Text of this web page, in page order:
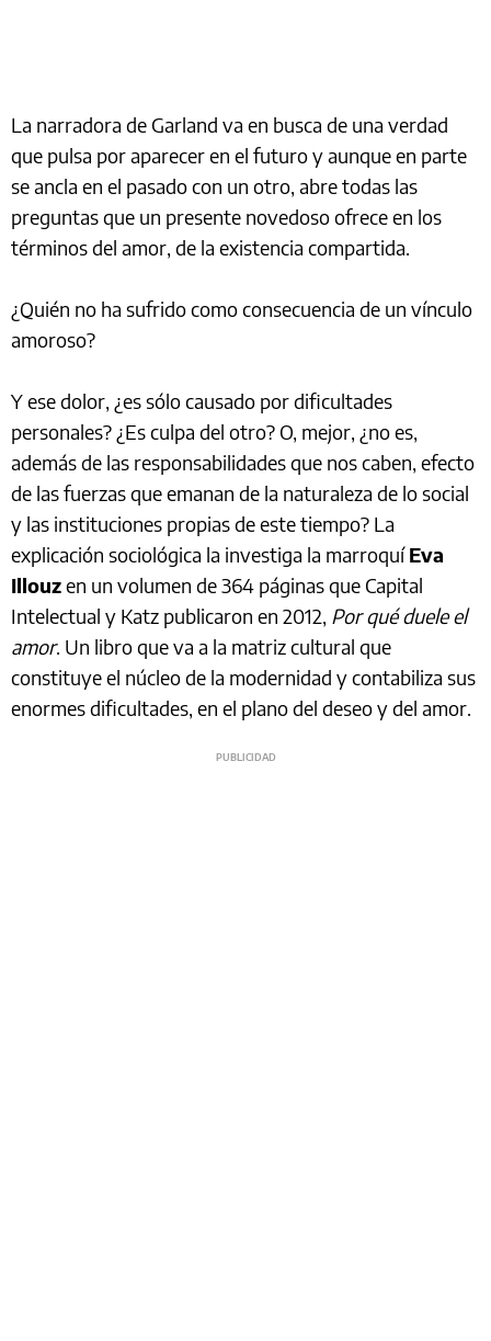
La narradora de Garland va en busca de una verdad
que pulsa por aparecer en el futuro y aunque en parte
se ancla en el pasado con un otro, abre todas las
preguntas que un presente novedoso ofrece en los
términos del amor, de la existencia compartida.
¿Quién no ha sufrido como consecuencia de un vínculo
amoroso?
Y ese dolor, ¿es sólo causado por dificultades
personales? ¿Es culpa del otro? O, mejor, ¿no es,
además de las responsabilidades que nos caben, efecto
de las fuerzas que emanan de la naturaleza de lo social
y las instituciones propias de este tiempo? La
explicación sociológica la investiga la marroquíEva
Illouzen un volumen de 364 páginas que Capital
Intelectual y Katz publicaron en 2012, Por qué duele el
amor. Un libro que va a la matriz cultural que
constituye el núcleo de la modernidad y contabiliza sus
enormes dificultades, en el plano del deseo y del amor.